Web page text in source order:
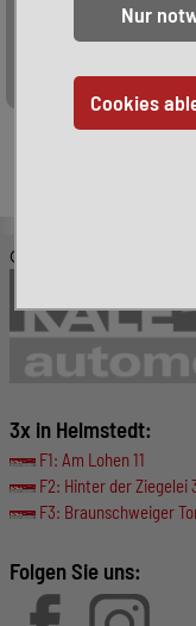
Sortieren:
© KALE-Automobile GmbH
3x in Helmstedt:
F1: Am Lohen 11
F2: Hinter der Ziegelei
F3: Braunschweiger
Folgen Sie uns: